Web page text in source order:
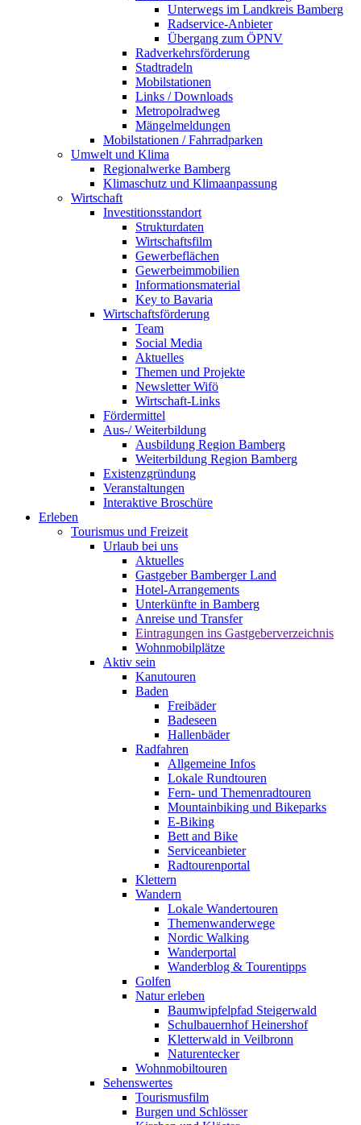
Unterwegs im Landkreis Bamberg
Radservice-Anbieter
Übergang zum ÖPNV
Radverkehrsförderung
Stadtradeln
Mobilstationen
Links / Downloads
Metropolradweg
Mängelmeldungen
Mobilstationen / Fahrradparken
Umwelt und Klima
Regionalwerke Bamberg
Klimaschutz und Klimaanpassung
Wirtschaft
Investitionsstandort
Strukturdaten
Wirtschaftsfilm
Gewerbeflächen
Gewerbeimmobilien
Informationsmaterial
Key to Bavaria
Wirtschaftsförderung
Team
Social Media
Aktuelles
Themen und Projekte
Newsletter Wifö
Wirtschaft-Links
Fördermittel
Aus-/ Weiterbildung
Ausbildung Region Bamberg
Weiterbildung Region Bamberg
Existenzgründung
Veranstaltungen
Interaktive Broschüre
Erleben
Tourismus und Freizeit
Urlaub bei uns
Aktuelles
Gastgeber Bamberger Land
Hotel-Arrangements
Unterkünfte in Bamberg
Anreise und Transfer
Eintragungen ins Gastgeberverzeichnis
Wohnmobilplätze
Aktiv sein
Kanutouren
Baden
Freibäder
Badeseen
Hallenbäder
Radfahren
Allgemeine Infos
Lokale Rundtouren
Fern- und Themenradtouren
Mountainbiking und Bikeparks
E-Biking
Bett and Bike
Serviceanbieter
Radtourenportal
Klettern
Wandern
Lokale Wandertouren
Themenwanderwege
Nordic Walking
Wanderportal
Wanderblog & Tourentipps
Golfen
Natur erleben
Baumwipfelpfad Steigerwald
Schulbauernhof Heinershof
Kletterwald in Veilbronn
Naturentecker
Wohnmobiltouren
Sehenswertes
Tourismusfilm
Burgen und Schlösser